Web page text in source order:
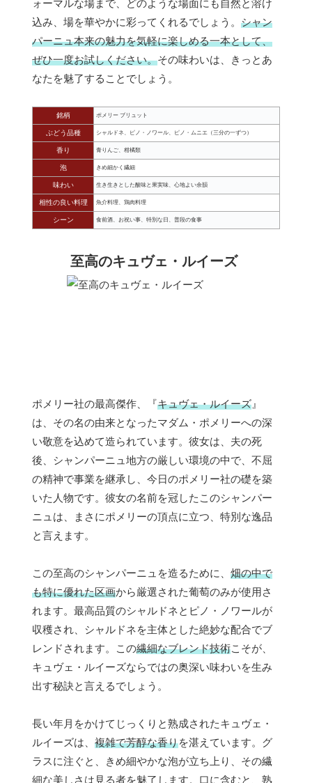
ォーマルな場まで、どのような場面にも自然と溶け
込み、場を華やかに彩ってくれるでしょう。 シャン
パーニュ本来の魅力を気軽に楽しめる一本として、
ぜひ一度お試しください。その味わいは、きっとあ
なたを魅了することでしょう。
銘柄 ポメリー ブリュット
ぶどう品種 シャルドネ、ピノ・ノワール、ピノ・ムニエ（三分の一ずつ）
香り 青りんご、柑橘類
泡 きめ細かく繊細
味わい 生き生きとした酸味と果実味、心地よい余韻
相性の良い料理 魚介料理、鶏肉料理
シーン 食前酒、お祝い事、特別な日、普段の食事
至高のキュヴェ・ルイーズ
ポメリー社の最高傑作、『キュヴェ・ルイーズ 』
は、その名の由来となったマダム・ポメリーへの深
い敬意を込めて造られています。彼女は、夫の死
後、シャンパーニュ地方の厳しい環境の中で、不屈
の精神で事業を継承し、今日のポメリー社の礎を築
いた人物です。彼女の名前を冠したこのシャンパー
ニュは、まさにポメリーの頂点に立つ、特別な逸品
と言えます。
この至高のシャンパーニュを造るために、 畑の中で
も特に優れた区画から厳選された葡萄のみが使用さ
れます。最高品質のシャルドネとピノ・ノワールが
収穫され、シャルドネを主体とした絶妙な配合でブ
レンドされます。この繊細なブレンド技術こそが、
キュヴェ・ルイーズならではの奥深い味わいを生み
出す秘訣と言えるでしょう。
長い年月をかけてじっくりと熟成されたキュヴェ・
ルイーズは、 複雑で芳醇な香りを湛えています。グ
ラスに注ぐと、きめ細やかな泡が立ち上り、その繊
細な美しさは見る者を魅了します。口に含むと、熟